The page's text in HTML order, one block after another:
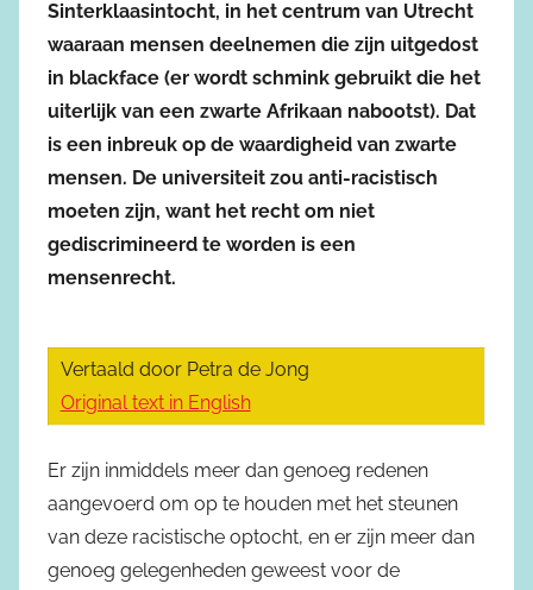
Sinterklaasintocht, in het centrum van Utrecht
waaraan mensen deelnemen die zijn uitgedost
in blackface (er wordt schmink gebruikt die het
uiterlijk van een zwarte Afrikaan nabootst). Dat
is een inbreuk op de waardigheid van zwarte
mensen. De universiteit zou anti-racistisch
moeten zijn, want het recht om niet
gediscrimineerd te worden is een
mensenrecht.
Vertaald door Petra de Jong
Original text in English
Er zijn inmiddels meer dan genoeg redenen
aangevoerd om op te houden met het steunen
van deze racistische optocht, en er zijn meer dan
genoeg gelegenheden geweest voor de